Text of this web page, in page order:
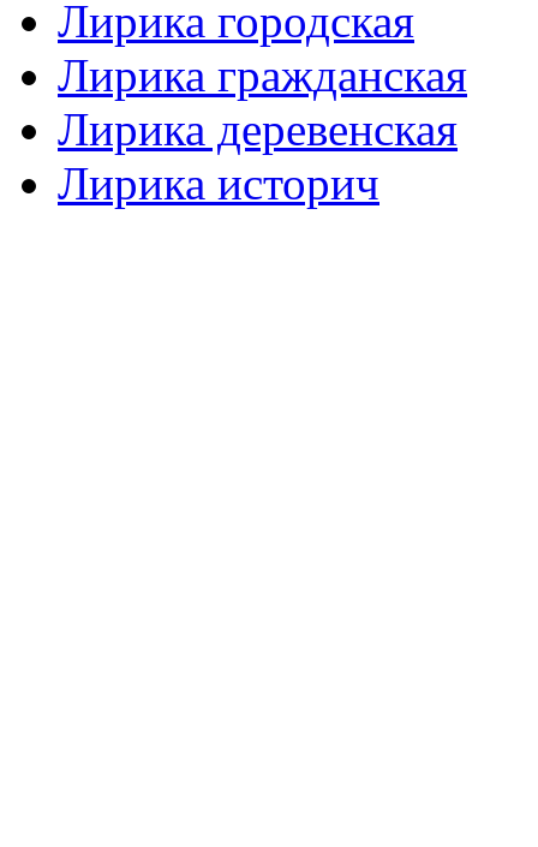
Лирика городская
Лирика гражданская
Лирика деревенская
Лирика историч